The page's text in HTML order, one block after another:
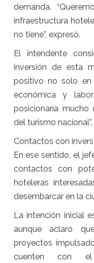
demanda.
infraestructura
no tiene”, expresó.
El intendente
inversión de esta
positivo no solo en
económica y
posicionaría
del turismo
Contactos con
En ese sentido, el
contactos con
hoteleras
desembarcar en la
La intención inicial
aunque aclaró
proyectos
cuenten con el